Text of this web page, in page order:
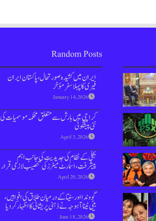
Random Posts
ایران میں کشیدہ صورتحال،پاکستان ایران
فیری کا پہلا سفر مؤخر
January 14, 2026
کراچی میں بارش سے متعلق محکمہ موسمیات کی
نئی پیشگوئی
April 3, 2026
بجلی کے نظام کی جدیدیت کی جانب اہم
پیشرفت،اسمارٹ میٹرز کی تنصیب لازمی قرار
April 20, 2026
گووندا اور سنیتا کے درمیان طلاق کی افواہیں،
بیٹی ٹینا آہوجہ نے ذہنی پریشانی کا اظہار کردیا
June 18, 2026